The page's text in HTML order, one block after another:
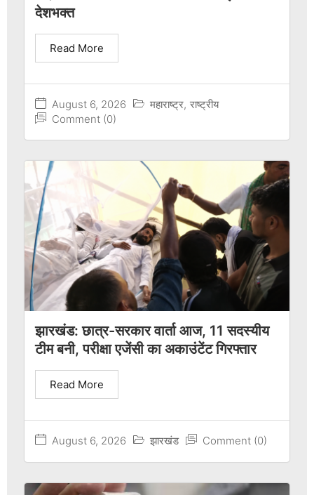
देशभक्त
August 6, 2026 महाराष्ट्र, राष्ट्रीय
Comment (0)
Read More
झारखंड: छात्र-सरकार वार्ता आज, 11 सदस्यीय
टीम बनी, परीक्षा एजेंसी का अकाउंटेंट गिरफ्तार
August 6, 2026 झारखंड Comment (0)
Read More